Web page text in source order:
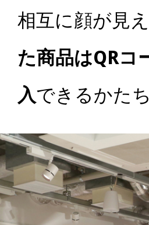
相互に顔が見
た商品はQRコ
入できるかた